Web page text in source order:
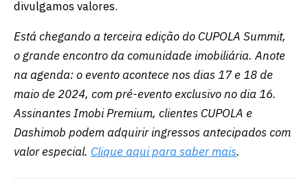
divulgamos valores.
Está chegando a terceira edição do CUPOLA Summit,
o grande encontro da comunidade imobiliária. Anote
na agenda: o evento acontece nos dias 17 e 18 de
maio de 2024, com pré-evento exclusivo no dia 16.
Assinantes Imobi Premium, clientes CUPOLA e
Dashimob podem adquirir ingressos antecipados com
valor especial. Clique aqui para saber mais.